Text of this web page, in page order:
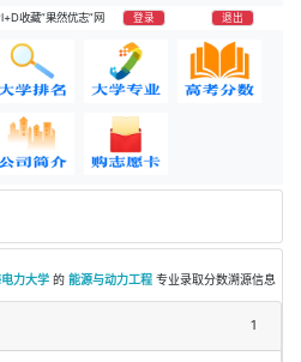
收藏“果然优志”网 登录 退出
电力大学 的 能源与动力工程 专业录取分数溯源信息
1